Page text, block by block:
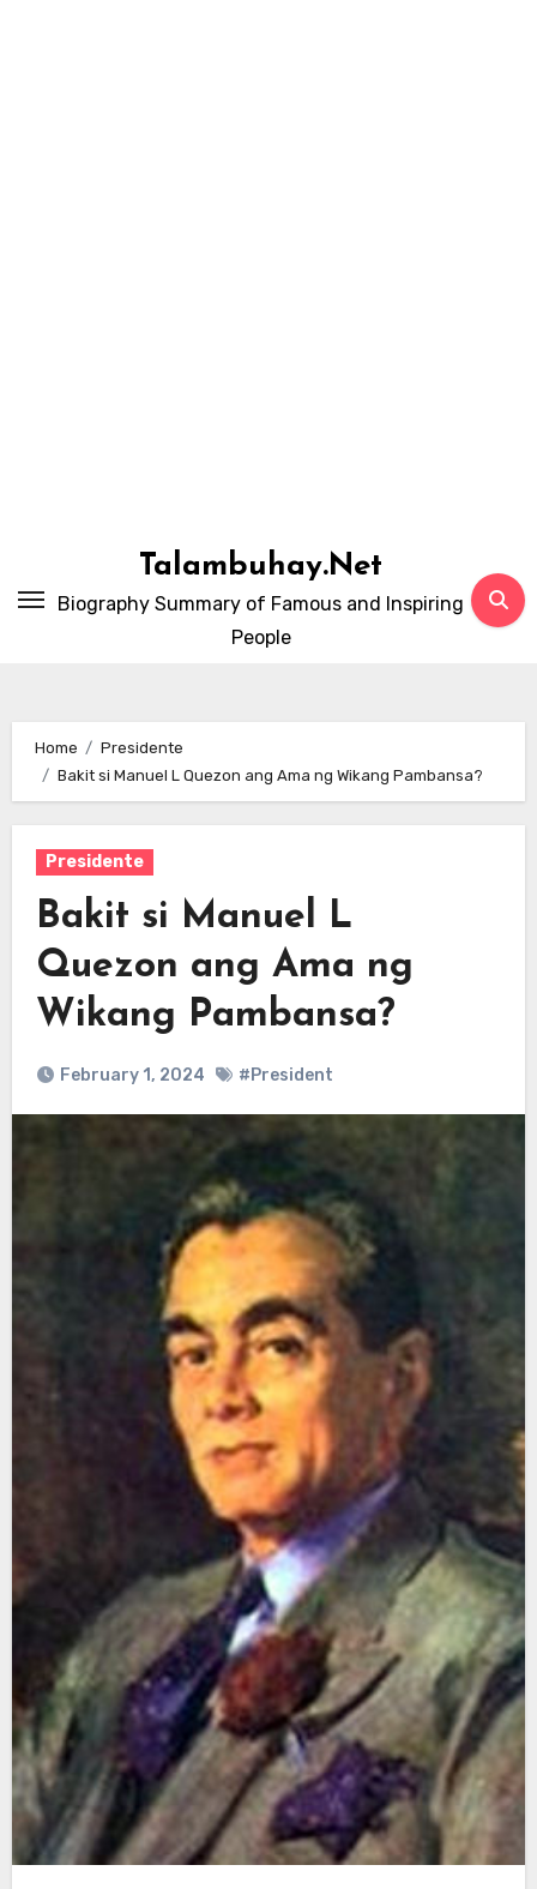
Talambuhay.Net
Biography Summary of Famous and Inspiring
People
Home
Presidente
Bakit si Manuel L Quezon ang Ama ng Wikang Pambansa?
Presidente
Bakit si Manuel L
Quezon ang Ama ng
Wikang Pambansa?
February 1, 2024 #President